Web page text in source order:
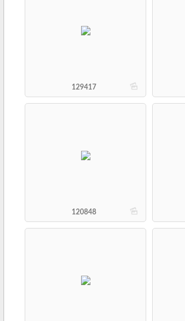
b
129417
b
120848